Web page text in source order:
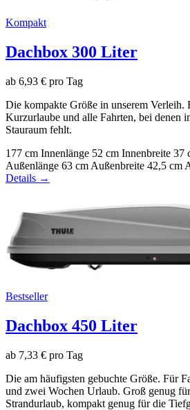
Kompakt
Dachbox 300 Liter
ab 6,93 € pro Tag
Die kompakte Größe in unserem Verleih.
Kurzurlaube und alle Fahrten, bei denen
Stauraum fehlt.
177 cm Innenlänge 52 cm Innenbreite 37
Außenlänge 63 cm Außenbreite 42,5 cm
Details →
Bestseller
Dachbox 450 Liter
ab 7,33 € pro Tag
Die am häufigsten gebuchte Größe. Für
und zwei Wochen Urlaub. Groß genug
Strandurlaub, kompakt genug für die